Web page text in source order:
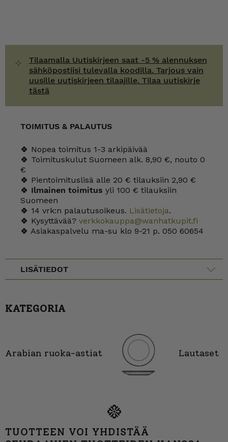
Tilaamalla Uutiskirjeen saat -5 % alennuksen
sähköpostiisi tulevalla koodilla. Tarjous vain
uusille uutiskirjeen tilaajille. Tilaa uutiskirje
tästä
TOIMITUS & PALAUTUS
🍀 Nopea toimitus 1-3 arkipäivää
🍀 Toimituskulut Suomeen alk. 8,90 €, nouto 0
€
🍀 Pientoimituslisä alle 20 € tilauksiin 2,90 €
🍀 Ilmainen toimitus yli 100 € tilauksiin
Suomeen
🍀 14 vrk:n palautusoikeus. Lisätietoja.
🍀 Kysyttävää? verkkokauppa@wanhatkupit.fi
🍀 Asiakaspalvelu ma-su klo 9-21 p. 050 60654
LISÄTIEDOT
KATEGORIA
Arabian ruoka-astiat Lautaset
TUOTTEEN VOI YHDISTÄÄ